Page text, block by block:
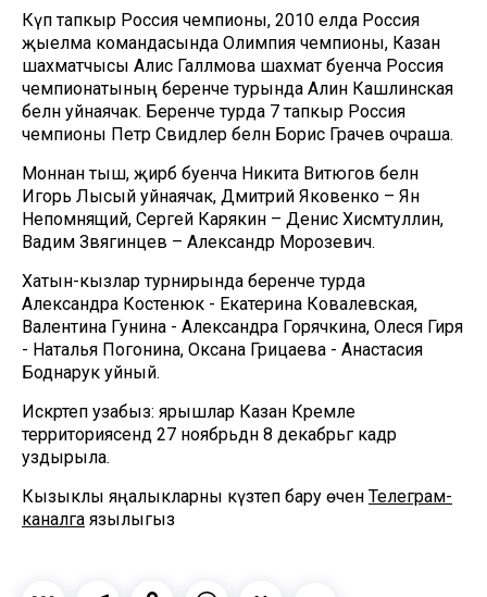
Күп тапкыр Россия чемпионы, 2010 елда Россия
җыелма командасында Олимпия чемпионы, Казан
шахматчысы Алисә Галләмова шахмат буенча Россия
чемпионатының беренче турында Алинә Кашлинская
белән уйнаячак. Беренче турда 7 тапкыр Россия
чемпионы Петр Свидлер белән Борис Грачев очраша.
Моннан тыш, җирәбә буенча Никита Витюгов белән
Игорь Лысый уйнаячак, Дмитрий Яковенко – Ян
Непомнящий, Сергей Карякин – Денис Хисмәтуллин,
Вадим Звягинцев – Александр Морозевич.
Хатын-кызлар турнирында беренче турда
Александра Костенюк - Екатерина Ковалевская,
Валентина Гунина - Александра Горячкина, Олеся Гиря
- Наталья Погонина, Оксана Грицаева - Анастасия
Боднарук уйный.
Искәртеп узабыз: ярышлар Казан Кремле
территориясендә 27 ноябрьдән 8 декабрьгә кадәр
уздырыла.
Кызыклы яңалыкларны күзәтеп бару өчен Телеграм-
каналга язылыгыз